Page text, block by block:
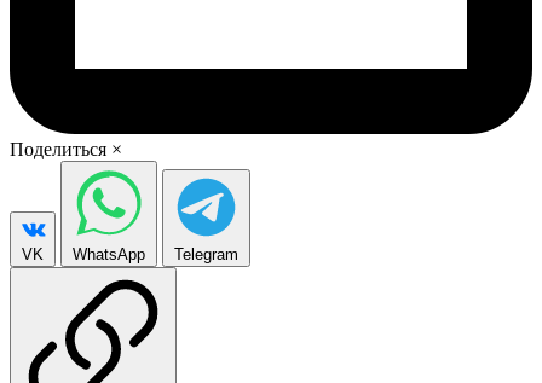
Поделиться ×
VK WhatsApp Telegram